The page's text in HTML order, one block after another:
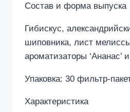
Состав и форма выпуска
Гибискус,
шиповника, лист
ароматизаторы ‘Ананас’
Упаковка: 30 фильтр-
Характеристика